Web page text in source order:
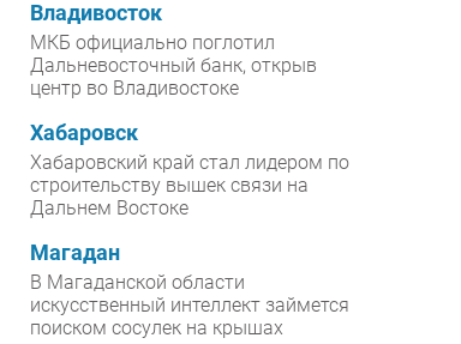
Проекты
IT класс
Каталог компаний
Владивосток
МКБ официально поглотил
Дальневосточный банк, открыв
центр во Владивостоке
Хабаровск
Хабаровский край стал лидером по
строительству вышек связи на
Дальнем Востоке
Магадан
В Магаданской области
искусственный интеллект займется
поиском сосулек на крышах